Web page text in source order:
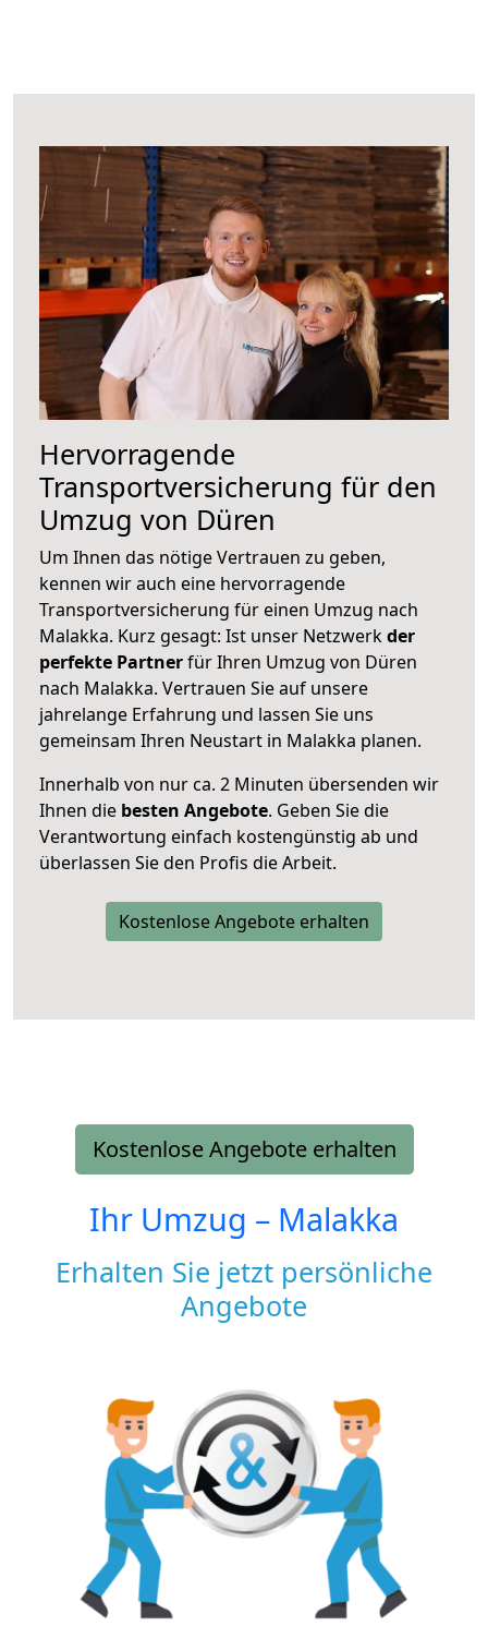
Hervorragende
Transportversicherung für den
Umzug von Düren
Um Ihnen das nötige Vertrauen zu geben,
kennen wir auch eine hervorragende
Transportversicherung für einen Umzug nach
Malakka. Kurz gesagt: Ist unser Netzwerkder
perfekte Partnerfür Ihren Umzug von Düren
nach Malakka. Vertrauen Sie auf unsere
jahrelange Erfahrung und lassen Sie uns
gemeinsam Ihren Neustart in Malakka planen.
Innerhalb von nur ca. 2 Minuten übersenden wir
Ihnen die besten Angebote. Geben Sie die
Verantwortung einfach kostengünstig ab und
überlassen Sie den Profis die Arbeit.
Kostenlose Angebote erhalten
Kostenlose Angebote erhalten
Ihr Umzug – Malakka
Erhalten Sie jetzt persönliche
Angebote